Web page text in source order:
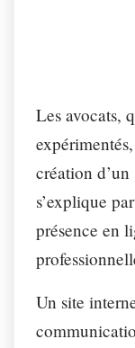
Les avocats,
création
s’explique
présence en
Un site